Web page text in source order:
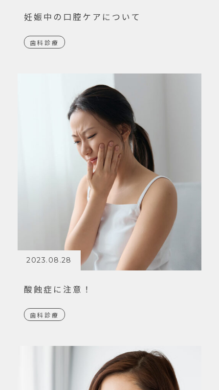
妊娠中の口腔ケアについて
歯科診療
2023.08.28
酸蝕症に注意！
歯科診療